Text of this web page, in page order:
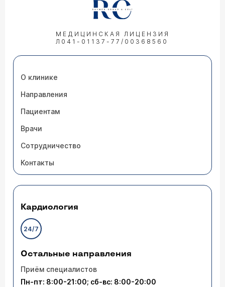
МЕДИЦИНСКАЯ ЛИЦЕНЗИЯ
Л041-01137-77/00368560
О клинике
Направления
Пациентам
Врачи
Сотрудничество
Контакты
Кардиология
24/7
Остальные направления
Приём специалистов
Пн-пт: 8:00-21:00; сб-вс: 8:00-20:00